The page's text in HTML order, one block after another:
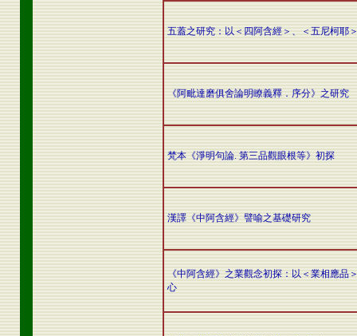
五蓋之研究：以＜四阿含經＞、＜五尼柯耶
《阿毗達磨俱舍論明瞭義釋．序分》之研究
梵本《淨明句論. 第三品觀眼根等》初探
漢譯《中阿含經》譬喻之基礎研究
《中阿含經》之業觀念初探：以＜業相應品
心